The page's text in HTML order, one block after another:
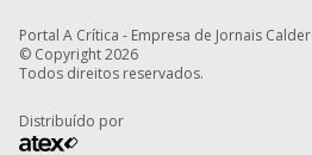
Portal A Crítica - Empresa de Jornais
© Copyright 2026
Todos direitos reservados.
Distribuído por